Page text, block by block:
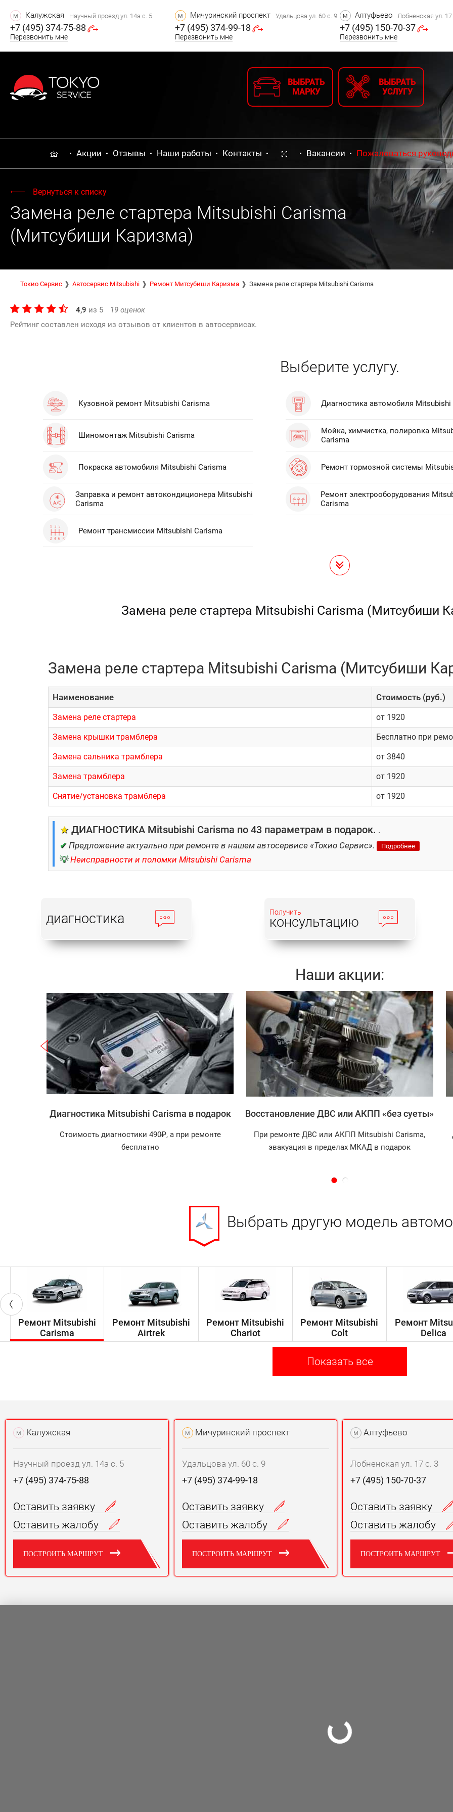
м Калужская Научный проезд ул. 14а с. 5
+7 (495) 374-75-88
Перезвонить мне
м Мичуринский проспект Удальцова ул. 60 с. 9
+7 (495) 374-99-18
Перезвонить мне
м Алтуфьево Лобненская ул. 17
+7 (495) 150-70-37
Перезвонить мне
ВЫБРАТЬ
МАРКУ
ВЫБРАТЬ
УСЛУГУ
Акции Отзывы Наши работы Контакты Вакансии Пожаловаться
Вернуться к списку
Замена реле стартера Mitsubishi Carisma
(Митсубиши Каризма)
Токио Сервис Автосервис Mitsubishi Ремонт Митсубиши Каризма Замена реле стартера Mitsubishi Carisma
4,9 из 5 19 оценок
Рейтинг составлен исходя из отзывов от клиентов в автосервисах.
Выберите услугу.
Кузовной ремонт Mitsubishi Carisma Диагностика автомобиля Mitsubishi
Шиномонтаж Mitsubishi Carisma
Мойка, химчистка, полировка
Carisma
Покраска автомобиля Mitsubishi Carisma Ремонт тормозной системы
Заправка и ремонт автокондиционера Mitsubishi
Carisma
Ремонт электрооборудования
Carisma
Ремонт трансмиссии Mitsubishi Carisma
Замена реле стартера Mitsubishi Carisma (Митсубиши
Замена реле стартера Mitsubishi Carisma (Митсубиши
Наименование Cтоимость (руб.)
Замена реле стартера от 1920
Замена крышки трамблера Бесплатно при
Замена сальника трамблера от 3840
Замена трамблера от 1920
Снятие/установка трамблера от 1920
★ ДИАГНОСТИКА Mitsubishi Carisma по 43 параметрам в подарок. .
✔ Предложение актуально при ремонте в нашем автосервисе «Токио Сервис». Подробнее
💡 Неисправности и поломки Mitsubishi Carisma
диагностика Получить
консультацию
Наши акции:
Записаться
Диагностика Mitsubishi Carisma в подарок
Стоимость диагностики 490₽, а при ремонте
бесплатно
Записаться
Восстановление ДВС или АКПП «без суеты»
При ремонте ДВС или АКПП Mitsubishi Carisma,
эвакуация в пределах МКАД в подарок
Выбрать другую модель
Ремонт Mitsubishi
Carisma
Ремонт Mitsubishi
Airtrek
Ремонт Mitsubishi
Chariot
Ремонт Mitsubishi
Colt
Ремонт
Delica
Показать все
м Калужская
Научный проезд ул. 14а с. 5
+7 (495) 374-75-88
Оставить заявку
Оставить жалобу
ПОСТРОИТЬ МАРШРУТ
м Мичуринский проспект
Удальцова ул. 60 с. 9
+7 (495) 374-99-18
Оставить заявку
Оставить жалобу
ПОСТРОИТЬ МАРШРУТ
м Алтуфьево
Лобненская ул. 17 с. 3
+7 (495) 150-70-37
Оставить заявку
Оставить жалобу
ПОСТРОИТЬ МАРШРУТ